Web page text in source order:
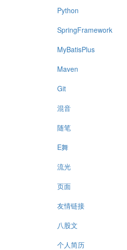
Python
SpringFramework
MyBatisPlus
Maven
Git
混音
随笔
E舞
流光
页面
友情链接
八股文
个人简历